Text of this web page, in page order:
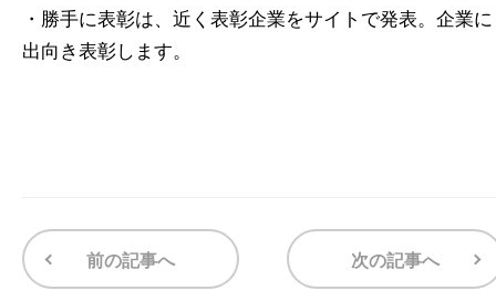
・勝手に表彰は、近く表彰企業をサイトで発表。企業に
出向き表彰します。
前の記事へ 次の記事へ